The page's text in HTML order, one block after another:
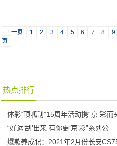
上一页 1 2 3 4 5 6 7 8 9
页
热点排行
体彩“顶呱刮”15周年活动携“京”彩而
“好运‘刮’出来 有你更‘京’彩”系列公
爆款养成记：2021年2月份长安